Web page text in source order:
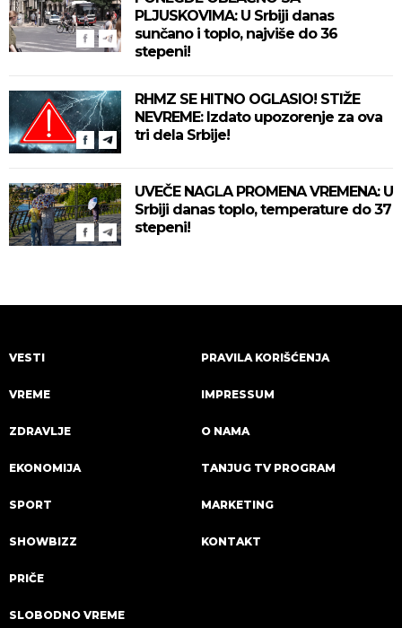
PLJUSKOVIMA: U Srbiji danas
sunčano i toplo, najviše do 36
stepeni!
RHMZ SE HITNO OGLASIO! STIŽE
NEVREME: Izdato upozorenje za ova
tri dela Srbije!
UVEČE NAGLA PROMENA VREMENA: U
Srbiji danas toplo, temperature do 37
stepeni!
VESTI
VREME
ZDRAVLJE
EKONOMIJA
SPORT
SHOWBIZZ
PRIČE
SLOBODNO VREME
PRAVILA KORIŠĆENJA
IMPRESSUM
O NAMA
TANJUG TV PROGRAM
MARKETING
KONTAKT